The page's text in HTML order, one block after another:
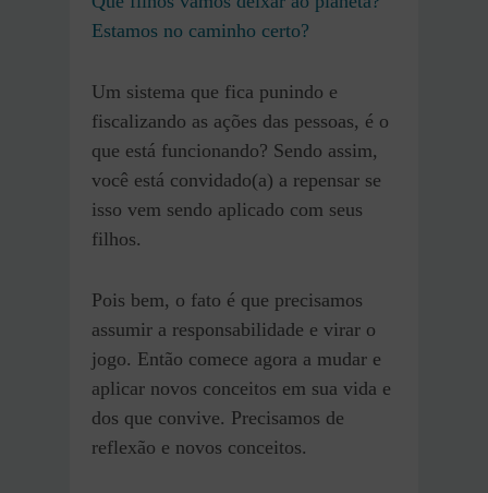
Estamos no caminho certo?
Um sistema que fica punindo e
fiscalizando as ações das pessoas, é o
que está funcionando? Sendo assim,
você está convidado(a) a repensar se
isso vem sendo aplicado com seus
filhos.
Pois bem, o fato é que precisamos
assumir a responsabilidade e virar o
jogo. Então comece agora a mudar e
aplicar novos conceitos em sua vida e
dos que convive. Precisamos de
reflexão e novos conceitos.